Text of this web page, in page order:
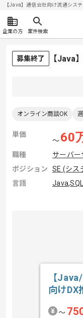
【Java】通信会社向け流通シス
企業の方 案件検索
募集終了 【Java
オンライン商談OK
単価
〜60
職種
サーバー
ポジション
SE (シス
言語
Java,SQL
【
向けDX
〜